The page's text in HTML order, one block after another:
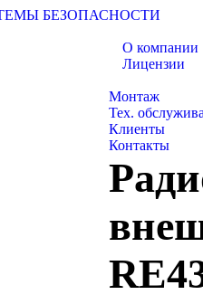
БЕЗОПАСНОСТИ
О компании
Лицензии
Монтаж
Тех.
Клиенты
Контакты